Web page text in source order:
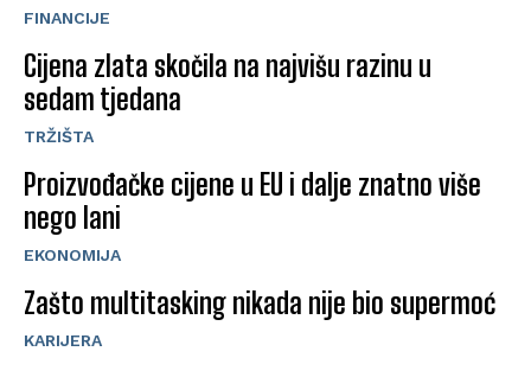
FINANCIJE
Cijena zlata skočila na najvišu razinu u
sedam tjedana
TRŽIŠTA
Proizvođačke cijene u EU i dalje znatno više
nego lani
EKONOMIJA
Zašto multitasking nikada nije bio supermoć
KARIJERA